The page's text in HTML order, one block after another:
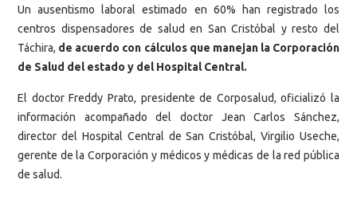
Un ausentismo laboral estimado en 60% han registrado los
centros dispensadores de salud en San Cristóbal y resto del
Táchira, de acuerdo con cálculos que manejan la Corporación
de Salud del estado y del Hospital Central.
El doctor Freddy Prato, presidente de Corposalud, oficializó la
información acompañado del doctor Jean Carlos Sánchez,
director del Hospital Central de San Cristóbal, Virgilio Useche,
gerente de la Corporación y médicos y médicas de la red pública
de salud.